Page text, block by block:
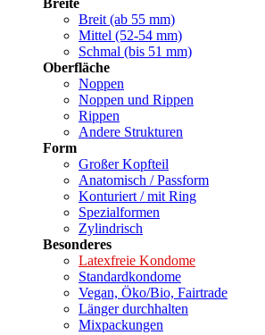
Breite
Breit (ab 55 mm)
Mittel (52-54 mm)
Schmal (bis 51 mm)
Oberfläche
Noppen
Noppen und Rippen
Rippen
Andere Strukturen
Form
Großer Kopfteil
Anatomisch / Passform
Konturiert / mit Ring
Spezialformen
Zylindrisch
Besonderes
Latexfreie Kondome
Standardkondome
Vegan, Öko/Bio, Fairtrade
Länger durchhalten
Mixpackungen